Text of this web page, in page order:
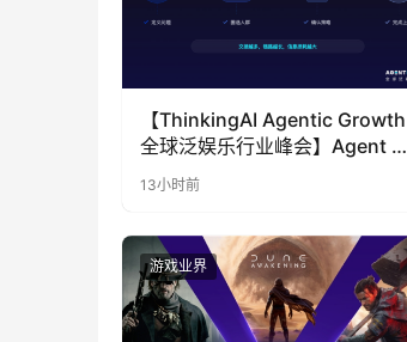
【ThinkingAI Agentic Growth
全球泛娱乐行业峰会】Agent 时
代，人到底负责什么
13小时前
游戏业界